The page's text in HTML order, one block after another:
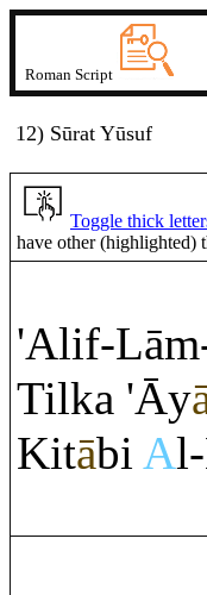
Roman Script
12) Sūrat Yūsuf
Toggle thick
have other (highlighted)
'Alif-Lām
Tilka 'Āy
Kitābi A